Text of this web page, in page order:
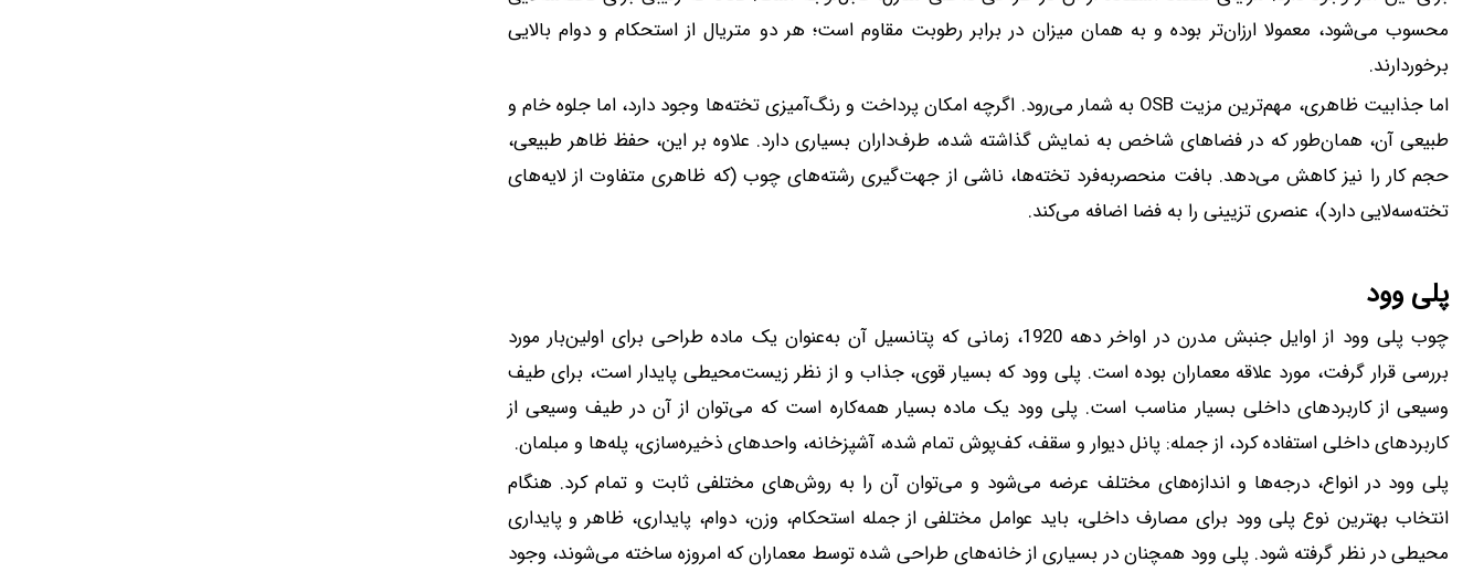
محسوب می‌شود، معمولا ارزان‌تر بوده و به همان میزان در برابر رطوبت مقاوم است؛ هر دو متریال از استحکام و دوام بالایی
برخوردارند.
اما جذابیت ظاهری، مهم‌ترین مزیت OSB به شمار می‌رود. اگرچه امکان پرداخت و رنگ‌آمیزی تخته‌ها وجود دارد، اما جلوه خام و
طبیعی آن، همان‌طور که در فضاهای شاخص به نمایش گذاشته شده، طرف‌داران بسیاری دارد. علاوه بر این، حفظ ظاهر طبیعی،
حجم کار را نیز کاهش می‌دهد. بافت منحصربه‌فرد تخته‌ها، ناشی از جهت‌گیری رشته‌های چوب (که ظاهری متفاوت از لایه‌های
تخته‌سه‌لایی دارد)، عنصری تزیینی را به فضا اضافه می‌کند.
پلی وود
چوب پلی وود از اوایل جنبش مدرن در اواخر دهه 1920، زمانی که پتانسیل آن به‌عنوان یک ماده طراحی برای اولین‌بار مورد
بررسی قرار گرفت، مورد علاقه معماران بوده است. پلی وود که بسیار قوی، جذاب و از نظر زیست‌محیطی پایدار است، برای طیف
وسیعی از کاربردهای داخلی بسیار مناسب است. پلی وود یک ماده بسیار همه‌کاره است که می‌توان از آن در طیف وسیعی از
کاربردهای داخلی استفاده کرد، از جمله: پانل دیوار و سقف، کف‌پوش تمام شده، آشپزخانه، واحدهای ذخیره‌سازی، پله‌ها و مبلمان.
پلی وود در انواع، درجه‌ها و اندازه‌های مختلف عرضه می‌شود و می‌توان آن را به روش‌های مختلفی ثابت و تمام کرد. هنگام
انتخاب بهترین نوع پلی وود برای مصارف داخلی، باید عوامل مختلفی از جمله استحکام، وزن، دوام، پایداری، ظاهر و پایداری
محیطی در نظر گرفته شود. پلی وود همچنان در بسیاری از خانه‌های طراحی شده توسط معماران که امروزه ساخته می‌شوند، وجود